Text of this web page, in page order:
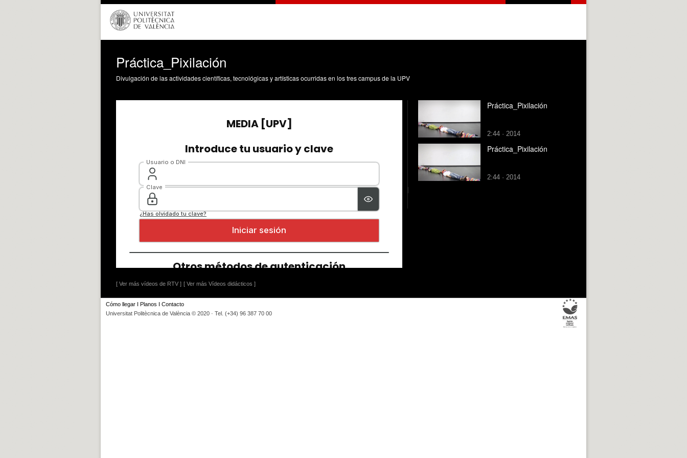
Práctica_Pixilación
Divulgación de las actividades científicas, tecnológicas y artísticas ocurridas en los tres campus de la UPV
[ Ver más vídeos de RTV ] [ Ver más Vídeos didácticos ]
Práctica_Pixilación
2:44 · 2014
Práctica_Pixilación
2:44 · 2014
Cómo llegar I Planos I Contacto
Universitat Politècnica de València © 2020 · Tel. (+34) 96 387 70 00